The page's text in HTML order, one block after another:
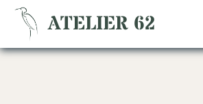
ATELIER 62
Panneau de gestion des cookies